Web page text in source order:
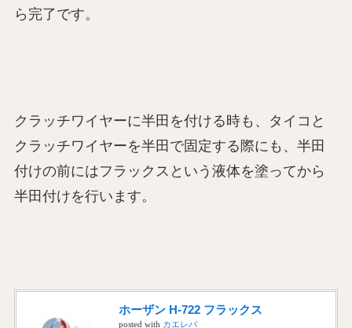
ら完了です。
クラッチワイヤーに半田を付ける時も、タイコと
クラッチワイヤーを半田で固定する際にも、半田
付けの前にはフラックスという液体を塗ってから
半田付けを行います。
ホーザン H-722 フラックス
posted with カエレバ